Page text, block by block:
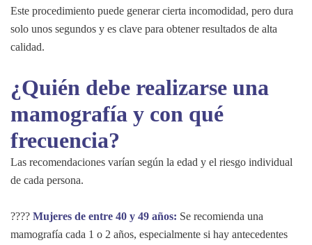
Este procedimiento puede generar cierta incomodidad, pero dura
solo unos segundos y es clave para obtener resultados de alta
calidad.
¿Quién debe realizarse una
mamografía y con qué
frecuencia?
Las recomendaciones varían según la edad y el riesgo individual
de cada persona.
???? Mujeres de entre 40 y 49 años: Se recomienda una
mamografía cada 1 o 2 años, especialmente si hay antecedentes